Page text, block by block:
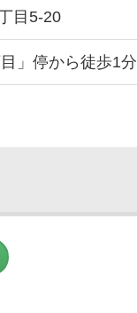
目5-20
」停から徒歩1分